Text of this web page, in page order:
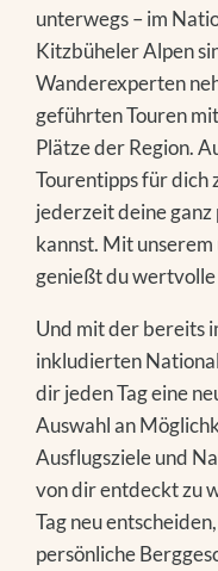
unterwegs – im
Kitzbüheler Alpen
Wanderexperten
geführten Touren
Plätze der Region.
Tourentipps für dich
jederzeit deine
kannst. Mit
genießt du
Und mit der bereits
inkludierten
dir jeden Tag eine
Auswahl an
Ausflugsziele und
von dir entdeckt zu
Tag neu
persönliche